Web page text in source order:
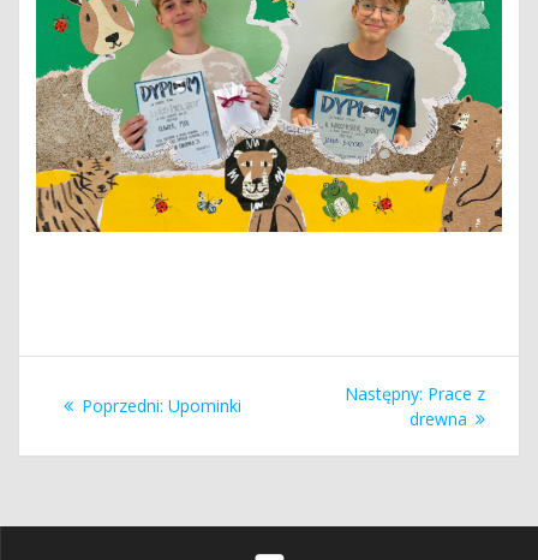
wpisu
Poprzedni: Poprzedni
Upominki
Następny: Następny
wpis:
Prace z
drewna